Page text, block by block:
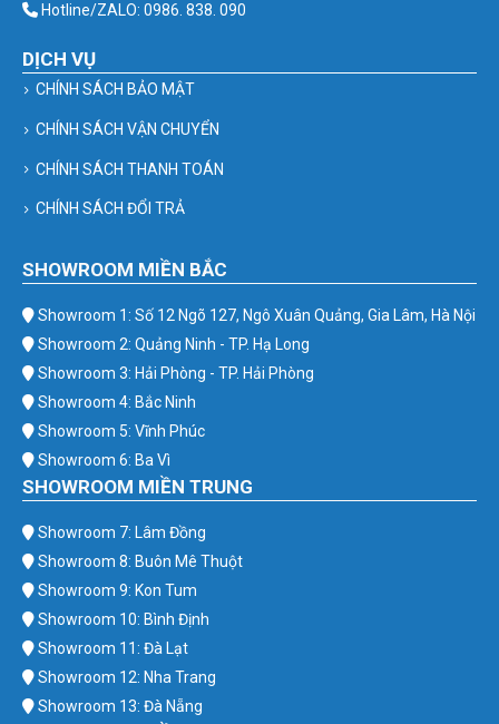
Hotline/ZALO: 0986. 838. 090
DỊCH VỤ
CHÍNH SÁCH BẢO MẬT
CHÍNH SÁCH VẬN CHUYỂN
CHÍNH SÁCH THANH TOÁN
CHÍNH SÁCH ĐỔI TRẢ
SHOWROOM MIỀN BẮC
Showroom 1: Số 12 Ngõ 127, Ngô Xuân Quảng, Gia Lâm, Hà Nội
Showroom 2: Quảng Ninh - TP. Hạ Long
Showroom 3: Hải Phòng - TP. Hải Phòng
Showroom 4: Bắc Ninh
Showroom 5: Vĩnh Phúc
Showroom 6: Ba Vì
SHOWROOM MIỀN TRUNG
Showroom 7: Lâm Đồng
Showroom 8: Buôn Mê Thuột
Showroom 9: Kon Tum
Showroom 10: Bình Định
Showroom 11: Đà Lạt
Showroom 12: Nha Trang
Showroom 13: Đà Nẵng